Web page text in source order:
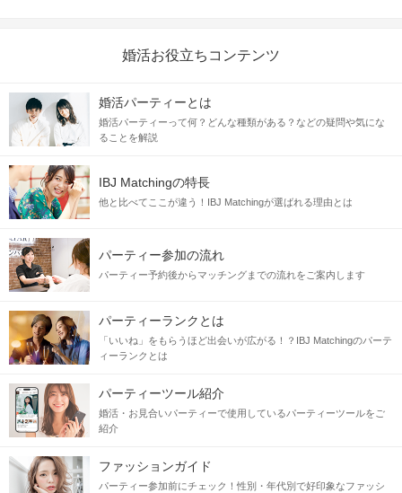
第一印象もよく、洗練されている印象
整った身なりがとても好印象
素敵な女性と出会ってみましょう♪
きっと素敵な方と出会えるはず…♡
〜〜〜〜〜〜〜〜〜〜〜〜〜〜〜〜〜〜〜〜〜〜〜〜
【霧島国分ラウンジ】も好評開催中♪
☆☆コチラ☆☆
当日の流れ
STEP1 開催15分前より受付開始
婚活お役立ちコンテンツ
婚活パーティーとは
婚活パーティーって何？どんな種類がある？などの疑問や気にな
ることを解説
IBJ Matchingの特長
他と比べてここが違う！IBJ Matchingが選ばれる理由とは
パーティー参加の流れ
パーティー予約後からマッチングまでの流れをご案内します
パーティーランクとは
「いいね」をもらうほど出会いが広がる！？IBJ Matchingのパーテ
ィーランクとは
パーティーツール紹介
婚活・お見合いパーティーで使用しているパーティーツールをご
紹介
ファッションガイド
パーティー参加前にチェック！性別・年代別で好印象なファッシ